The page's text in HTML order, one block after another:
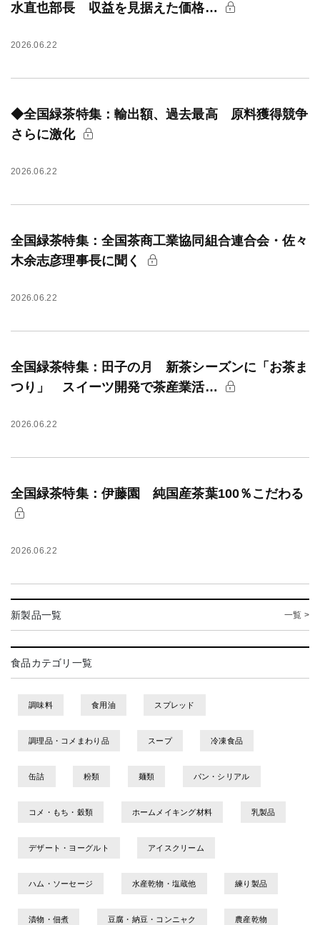
水直也部長 収益を見据えた価格…
2026.06.22
◆全国緑茶特集：輸出額、過去最高 原料獲得競争
さらに激化
2026.06.22
全国緑茶特集：全国茶商工業協同組合連合会・佐々
木余志彦理事長に聞く
2026.06.22
全国緑茶特集：田子の月 新茶シーズンに「お茶ま
つり」 スイーツ開発で茶産業活…
2026.06.22
全国緑茶特集：伊藤園 純国産茶葉100％こだわる
2026.06.22
新製品一覧 一覧 >
食品カテゴリ一覧
調味料 食用油 スプレッド
調理品・コメまわり品 スープ 冷凍食品
缶詰 粉類 麺類 パン・シリアル
コメ・もち・穀類 ホームメイキング材料 乳製品
デザート・ヨーグルト アイスクリーム
ハム・ソーセージ 水産乾物・塩蔵他 練り製品
漬物・佃煮 豆腐・納豆・コンニャク 農産乾物